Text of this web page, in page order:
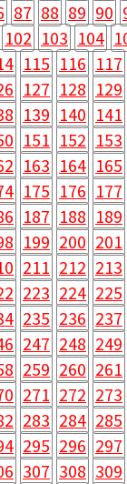
87 88 89 90
102 103 104
115 116 117
127 128 129
139 140 141
151 152 153
163 164 165
175 176 177
187 188 189
199 200 201
211 212 213
223 224 225
235 236 237
247 248 249
259 260 261
271 272 273
283 284 285
295 296 297
307 308 309